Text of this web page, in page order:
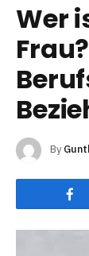
Wer
By